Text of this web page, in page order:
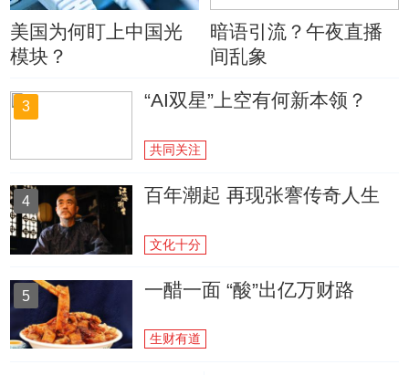
美国为何盯上中国光
模块？
暗语引流？午夜直播
间乱象
3 “AI双星”上空有何新本领？
共同关注
4 百年潮起 再现张謇传奇人生
文化十分
5 一醋一面 “酸”出亿万财路
生财有道